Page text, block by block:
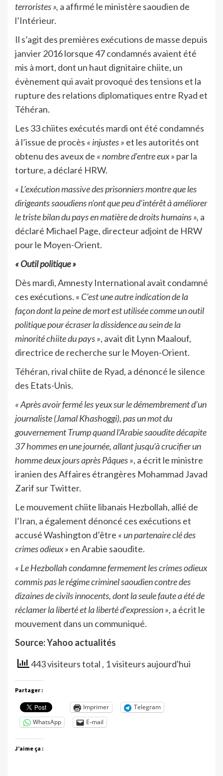
terroristes », a affirmé le ministère saoudien de
l’Intérieur.
Il s’agit des premières exécutions de masse depuis
janvier 2016 lorsque 47 condamnés avaient été
mis à mort, dont un haut dignitaire chiite, un
évènement qui avait provoqué des tensions et la
rupture des relations diplomatiques entre Ryad et
Téhéran.
Les 33 chiites exécutés mardi ont été condamnés
à l’issue de procès « injustes » et les autorités ont
obtenu des aveux de « nombre d’entre eux » par la
torture, a déclaré HRW.
« L’exécution massive des prisonniers montre que les
dirigeants saoudiens n’ont que peu d’intérêt à améliorer
le triste bilan du pays en matière de droits humains », a
déclaré Michael Page, directeur adjoint de HRW
pour le Moyen-Orient.
« Outil politique »
Dès mardi, Amnesty International avait condamné
ces exécutions. « C’est une autre indication de la
façon dont la peine de mort est utilisée comme un outil
politique pour écraser la dissidence au sein de la
minorité chiite du pays », avait dit Lynn Maalouf,
directrice de recherche sur le Moyen-Orient.
Téhéran, rival chiite de Ryad, a dénoncé le silence
des Etats-Unis.
« Après avoir fermé les yeux sur le démembrement d’un
journaliste (Jamal Khashoggi), pas un mot du
gouvernement Trump quand l’Arabie saoudite décapite
37 hommes en une journée, allant jusqu’à crucifier un
homme deux jours après Pâques », a écrit le ministre
iranien des Affaires étrangères Mohammad Javad
Zarif sur Twitter.
Le mouvement chiite libanais Hezbollah, allié de
l’Iran, a également dénoncé ces exécutions et
accusé Washington d’être « un partenaire clé des
crimes odieux » en Arabie saoudite.
« Le Hezbollah condamne fermement les crimes odieux
commis pas le régime criminel saoudien contre des
dizaines de civils innocents, dont la seule faute a été de
réclamer la liberté et la liberté d’expression », a écrit le
mouvement dans un communiqué.
Source: Yahoo actualités
443 visiteurs total , 1 visiteurs aujourd'hui
Partager :
Imprimer
Telegram
WhatsApp
E-mail
J’aime ça :